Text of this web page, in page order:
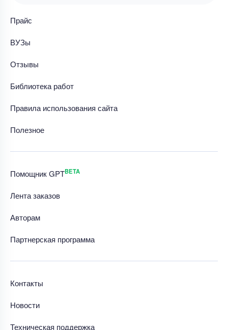
Прайс
ВУЗы
Отзывы
Библиотека работ
Правила использования сайта
Полезное
Помощник GPTBETA
Лента заказов
Авторам
Партнерская программа
Контакты
Новости
Техническая поддержка